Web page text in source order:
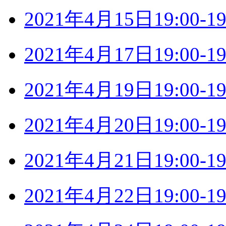
2021年4月15日19:00-
2021年4月17日19:00-
2021年4月19日19:00-
2021年4月20日19:00-
2021年4月21日19:00-
2021年4月22日19:00-